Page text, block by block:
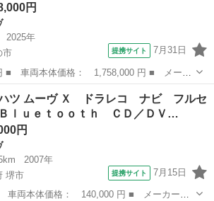
円
2025年
市
提携サイト 7月31日
種名： ムーヴ ■ グレード名： ＲＳ タ
ナーセンサー 両側電動ドア 走行無制限
ツ ムーヴ Ｘ ドラレコ ナビ フルセ
ｌｕｅｔｏｏｔｈ ＣＤ／ＤＶ…
円
2007年
堺市
提携サイト 7月15日